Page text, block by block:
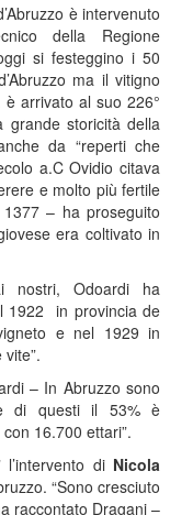
è intervenuto
della Regione
si festeggino i 50
ma il vitigno
arrivato al suo 226°
grande storicità della
da “reperti che
a.C Ovidio citava
e molto più fertile
– ha proseguito
era coltivato in
nostri, Odoardi ha
1922
in provincia de
e nel 1929 in
– In Abruzzo sono
di questi il 53% è
16.700 ettari”.
l’intervento di Nicola
“Sono cresciuto
raccontato Dragani –